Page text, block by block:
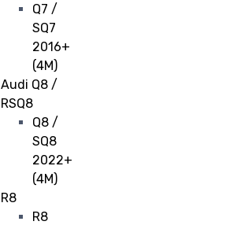
Q7 /
SQ7
2016+
(4M)
Audi Q8 /
RSQ8
Q8 /
SQ8
2022+
(4M)
R8
R8